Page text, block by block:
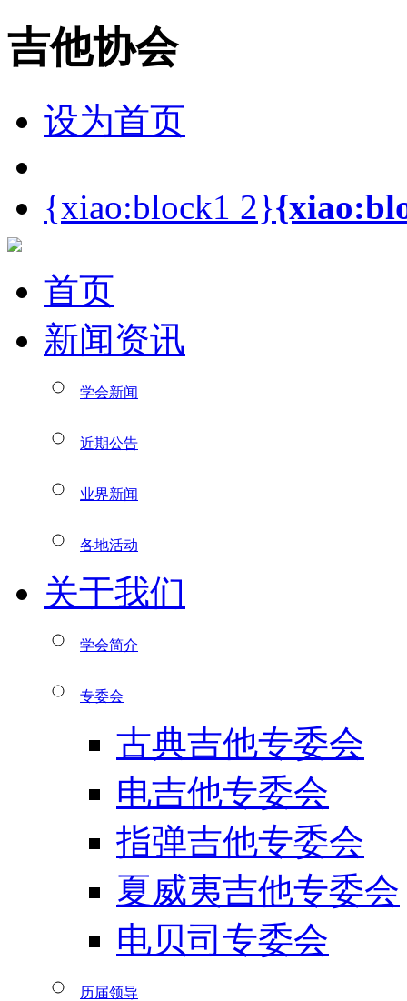
吉他协会
设为首页
{xiao:block1 2}
首页
新闻资讯
学会新闻
近期公告
业界新闻
各地活动
关于我们
学会简介
专委会
古典吉他专委会
电吉他专委会
指弹吉他专委会
夏威夷吉他专委会
电贝司专委会
历届领导